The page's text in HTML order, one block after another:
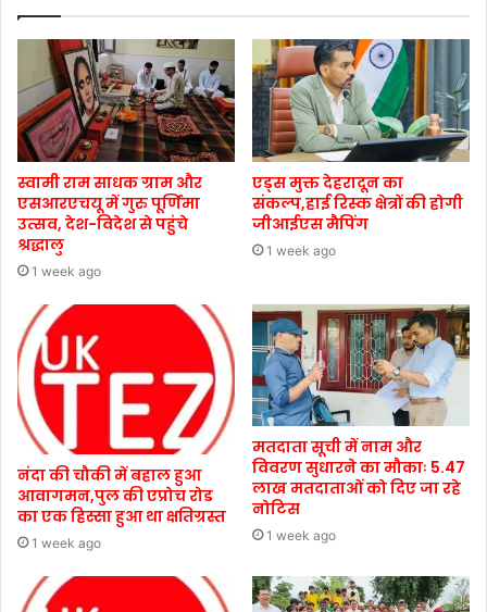
स्वामी राम साधक ग्राम और
एसआरएचयू में गुरु पूर्णिमा
उत्सव, देश-विदेश से पहुंचे
श्रद्धालु
1 week ago
एड्स मुक्त देहरादून का
संकल्प,हाई रिस्क क्षेत्रों की होगी
जीआईएस मैपिंग
1 week ago
नंदा की चौकी में बहाल हुआ
आवागमन,पुल की एप्रोच रोड
का एक हिस्सा हुआ था क्षतिग्रस्त
1 week ago
मतदाता सूची में नाम और
विवरण सुधारने का मौकाः 5.47
लाख मतदाताओं को दिए जा रहे
नोटिस
1 week ago